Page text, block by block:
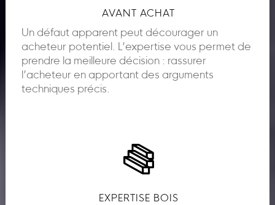
AVANT ACHAT
Un défaut apparent peut décourager un
acheteur potentiel. L’expertise vous permet de
prendre la meilleure décision : rassurer
l’acheteur en apportant des arguments
techniques précis.
EXPERTISE BOIS